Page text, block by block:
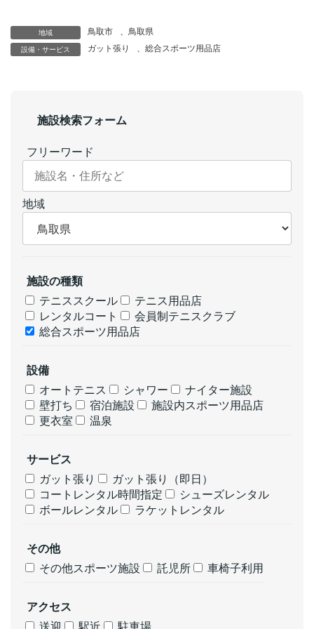
地域 鳥取市 、 鳥取県
設備・サービス ガット張り 総合スポーツ用品店
施設検索フォーム
フリーワード
地域
施設の種類
テニススクール
テニス用品店
レンタルコート
会員制テニスクラブ
総合スポーツ用品店
設備
オートテニス
シャワー
ナイター施設
壁打ち
宿泊施設
施設内スポーツ用品店
更衣室
温泉
サービス
ガット張り
ガット張り（即日）
コートレンタル時間指定
シューズレンタル
ボールレンタル
ラケットレンタル
その他
その他スポーツ施設
託児所 車椅子利用
アクセス
送迎
駅近 駐車場